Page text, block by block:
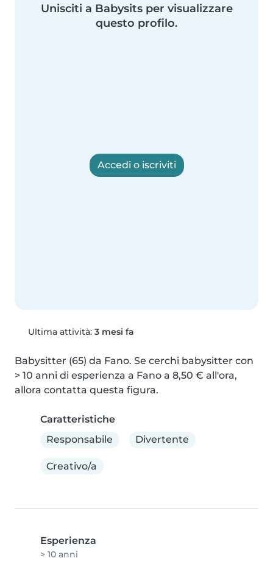
Unisciti a Babysits per visualizzare
questo profilo.
Accedi o iscriviti
Ultima attività: 3 mesi fa
Babysitter (65) da Fano. Se cerchi babysitter con
> 10 anni di esperienza a Fano a 8,50 € all'ora,
allora contatta questa figura.
Caratteristiche
Responsabile
Divertente
Creativo/a
Esperienza
> 10 anni